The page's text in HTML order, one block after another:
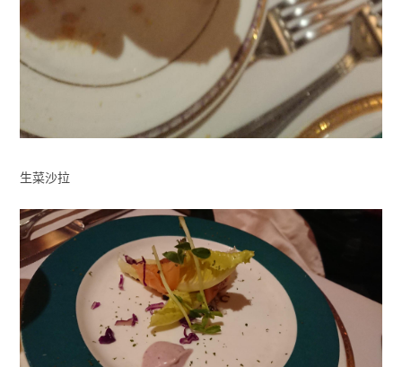
生菜沙拉